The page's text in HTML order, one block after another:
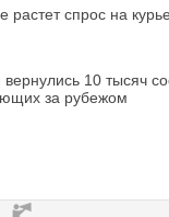
растет спрос на
10 тысяч
за рубежом